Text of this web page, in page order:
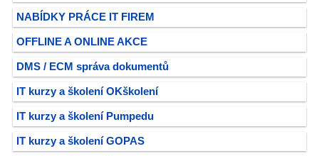
NABÍDKY PRÁCE IT FIREM
OFFLINE A ONLINE AKCE
DMS / ECM správa dokumentů
IT kurzy a školení OKškolení
IT kurzy a školení Pumpedu
IT kurzy a školení GOPAS